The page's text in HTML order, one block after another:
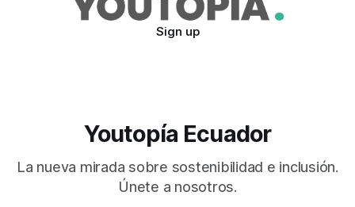
Sign up
Youtopía Ecuador
La nueva mirada sobre sostenibilidad e inclusión.
Únete a nosotros.